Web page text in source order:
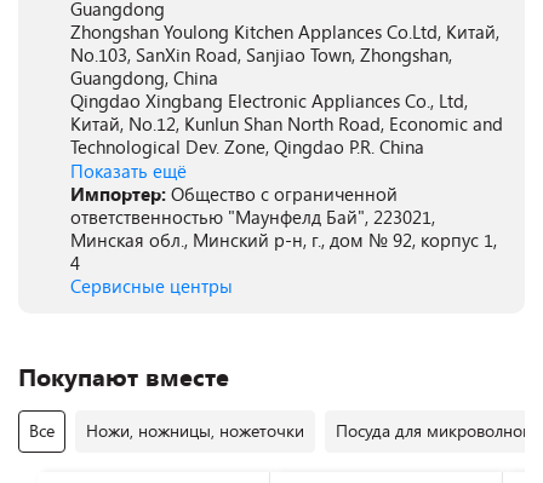
Guangdong
Zhongshan Youlong Kitchen Applances Co.Ltd, Китай,
No.103, SanXin Road, Sanjiao Town, Zhongshan,
Guangdong, China
Qingdao Xingbang Electronic Appliances Co., Ltd,
Китай, No.12, Kunlun Shan North Road, Economic and
Technological Dev. Zone, Qingdao P.R. China
Показать ещё
Импортер: Общество с ограниченной
ответственностью "Маунфелд Бай", 223021,
Минская обл., Минский р-н, г., дом № 92, корпус 1,
4
Сервисные центры
Покупают вместе
Все Ножи, ножницы, ножеточки Посуда для